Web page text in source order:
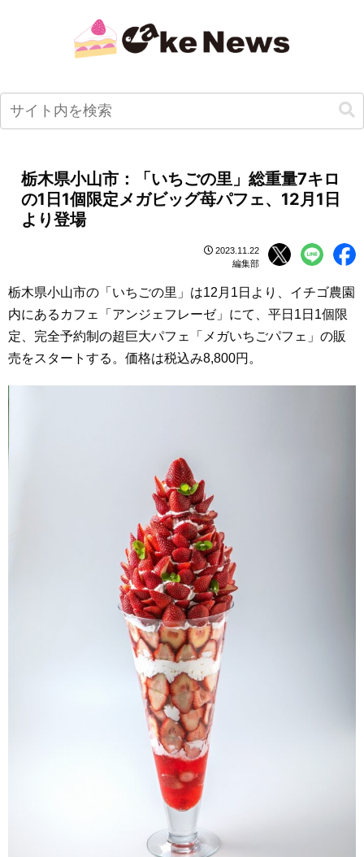
栃木県小山市：「いちごの里」総重量7キロ
の1日1個限定メガビッグ苺パフェ、12月1日
より登場
2023.11.22
編集部
栃木県小山市の「いちごの里」は12月1日より、イチゴ農園
内にあるカフェ「アンジェフレーゼ」にて、平日1日1個限
定、完全予約制の超巨大パフェ「メガいちごパフェ」の販
売をスタートする。価格は税込み8,800円。